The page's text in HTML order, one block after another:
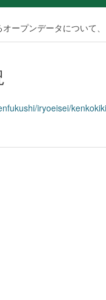
ープンデータについて
iryoeisei/